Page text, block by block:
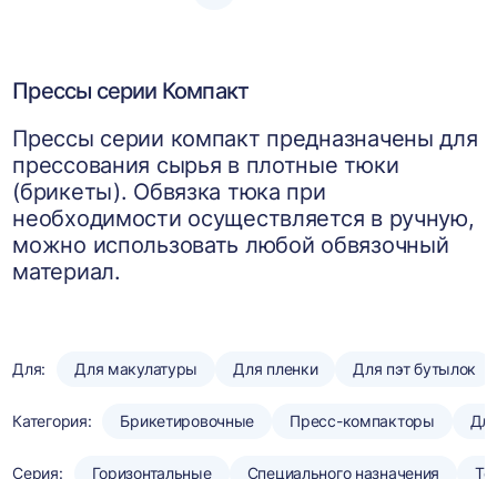
Прессы серии Компакт
Прессы серии компакт предназначены для
прессования сырья в плотные тюки
(брикеты). Обвязка тюка при
необходимости осуществляется в ручную,
можно использовать любой обвязочный
материал.
Для: Для макулатуры Для пленки Для пэт бутылок
Категория: Брикетировочные Пресс-компакторы
Серия: Горизонтальные Специального назначения